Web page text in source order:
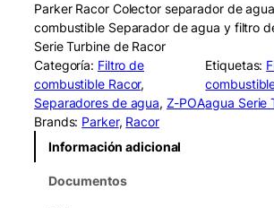
Parker Racor Colector separador de
combustible Separador de agua y filtro
Serie Turbine de Racor
Categoría: Filtro de
combustible Racor
Separadores de agua, Z-POA
Etiquetas:
agua Serie
Brands: Parker, Racor
Información adicional
Documentos